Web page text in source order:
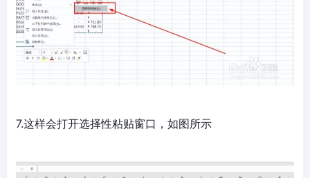
7.这样会打开选择性粘贴窗口，如图所示